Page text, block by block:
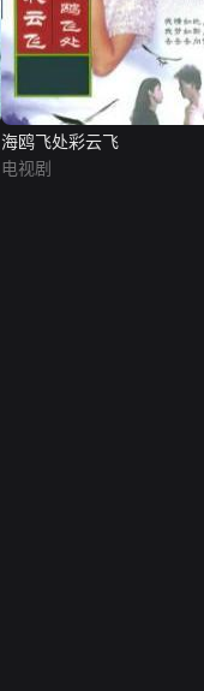
海鸥飞处彩云飞
电视剧